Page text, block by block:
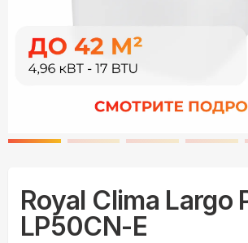
Royal Clima Largo
LP50CN-E